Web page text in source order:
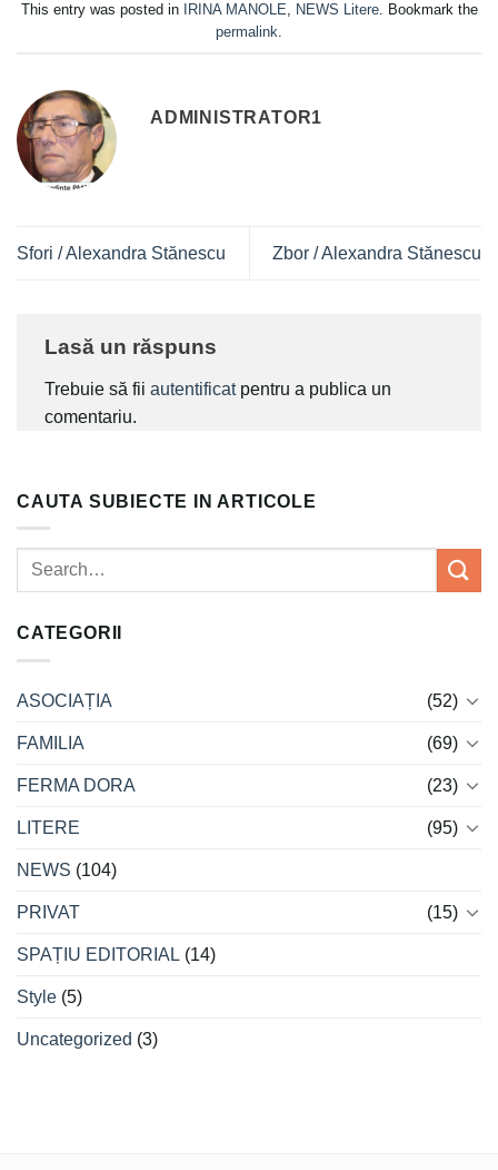
This entry was posted in IRINA MANOLE, NEWS Litere. Bookmark the
permalink.
ADMINISTRATOR1
Sfori / Alexandra Stănescu Zbor / Alexandra Stănescu
Lasă un răspuns
Trebuie să fii autentificatpentru a publica un
comentariu.
CAUTA SUBIECTE IN ARTICOLE
CATEGORII
ASOCIAȚIA (52)
FAMILIA (69)
FERMA DORA (23)
LITERE (95)
NEWS (104)
PRIVAT (15)
SPAȚIU EDITORIAL (14)
Style (5)
Uncategorized (3)